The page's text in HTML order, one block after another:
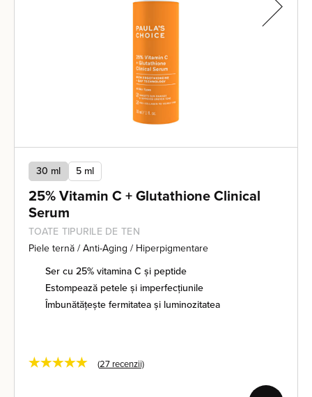
30 ml 5 ml
25% Vitamin C + Glutathione Clinical
Serum
TOATE TIPURILE DE TEN
Piele ternă / Anti-Aging / Hiperpigmentare
Ser cu 25% vitamina C și peptide
Estompează petele și imperfecțiunile
Îmbunătățește fermitatea și luminozitatea
★★★★★ (27 recenzii)